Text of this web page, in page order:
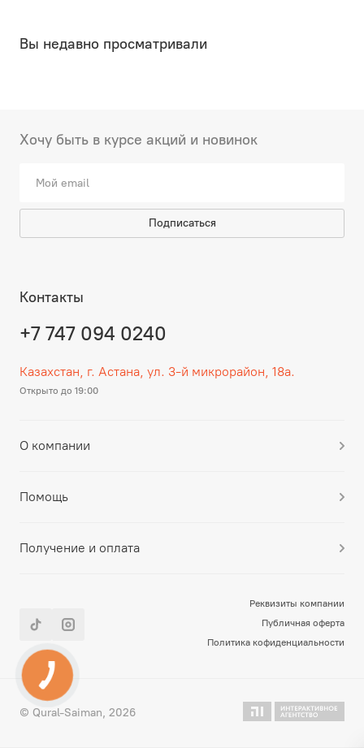
Вы недавно просматривали
Хочу быть в курсе акций и новинок
Подписаться
Контакты
+7 747 094 0240
Казахстан, г. Астана, ул. 3-й микрорайон, 18а.
Открыто до 19:00
О компании
Помощь
Получение и оплата
Реквизиты компании
Публичная оферта
Политика кофиденциальности
© Qural-Saiman, 2026